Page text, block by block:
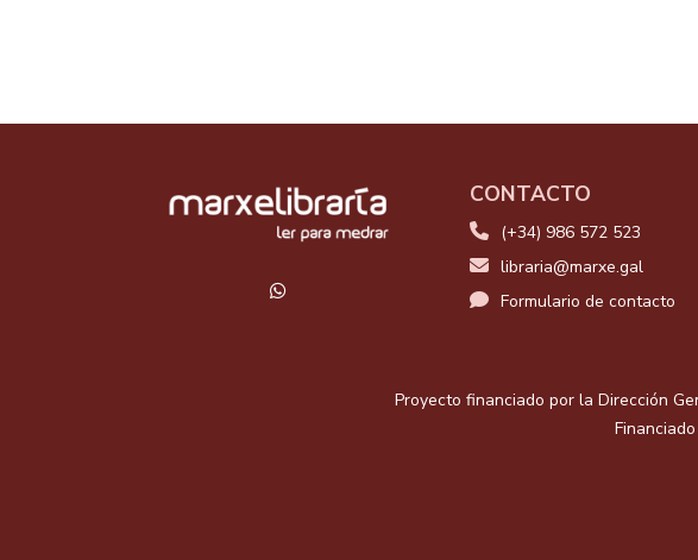
CONTACTO
(+34) 986 572 523
libraria@marxe.gal
Formulario de contacto
Proyecto financiado por la Dirección